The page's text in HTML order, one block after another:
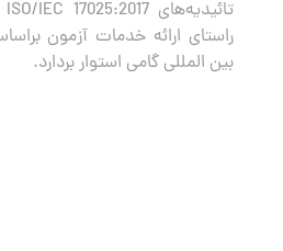
راستای ارائه خدمات آزمون
بین المللی گامی استوار بردارد.